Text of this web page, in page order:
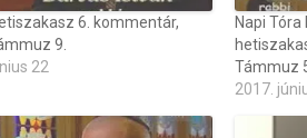
6. kommentár,
9.
22
Napi
Támmuz
2017.